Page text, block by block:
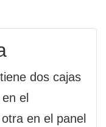
dos cajas
el
en el panel